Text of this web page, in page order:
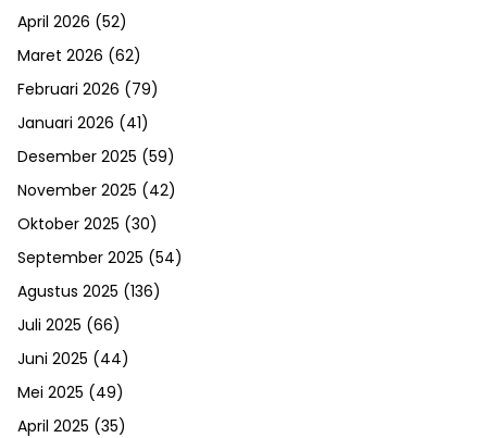
April 2026 (52)
Maret 2026 (62)
Februari 2026 (79)
Januari 2026 (41)
Desember 2025 (59)
November 2025 (42)
Oktober 2025 (30)
September 2025 (54)
Agustus 2025 (136)
Juli 2025 (66)
Juni 2025 (44)
Mei 2025 (49)
April 2025 (35)